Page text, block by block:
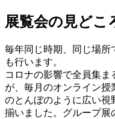
展覧会の見どこ
毎年同じ時期、同じ場所
も行います。
コロナの影響で全員集
が、毎月のオンライン授
のとんぼのように広い視
揃いました。グループ展